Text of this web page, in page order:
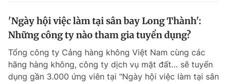
'Ngày hội việc làm tại sân bay Long Thành':
Những công ty nào tham gia tuyển dụng?
Tổng công ty Cảng hàng không Việt Nam cùng các
hãng hàng không, công ty dịch vụ mặt đất… sẽ tuyển
dụng gần 3.000 ứng viên tại "Ngày hội việc làm tại sân